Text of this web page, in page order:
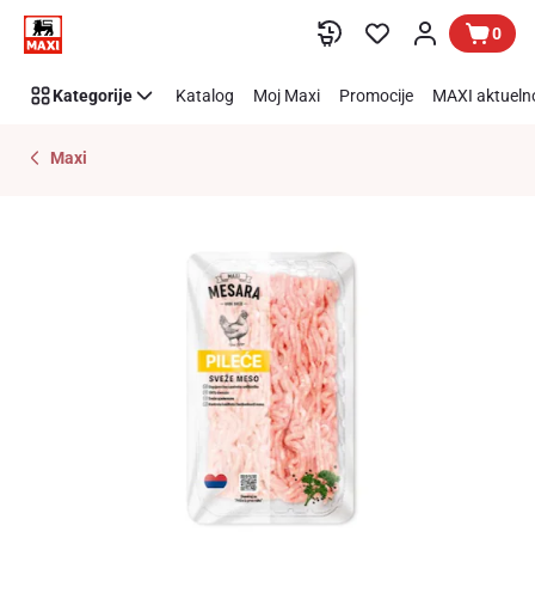
Preskoči link 0
Kategorije Katalog Moj Maxi Promocije MAXI
Maxi